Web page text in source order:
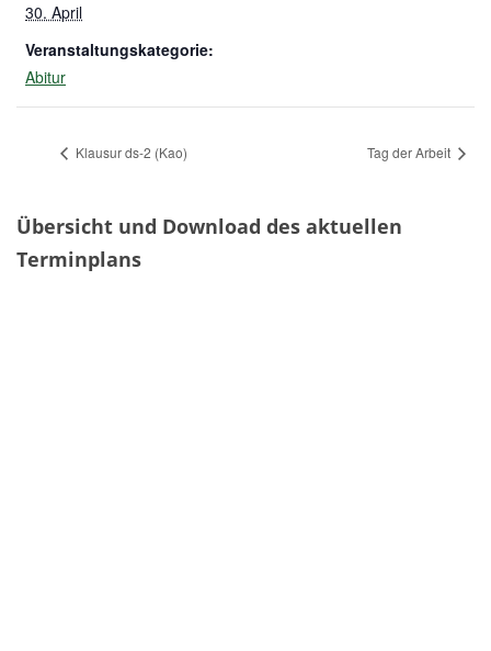
30. April
Veranstaltungskategorie:
Abitur
Klausur ds-2 (Kao) Tag der Arbeit
Übersicht und Download des aktuellen
Terminplans